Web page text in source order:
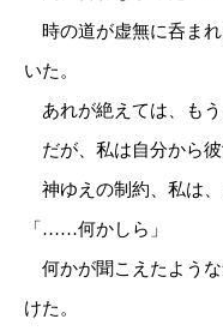
時の道が虚無に呑まれ
いた。
あれが絶えては、も
だが、私は自分から彼
神ゆえの制約、私は
「……何かしら」
何かが聞こえたような
けた。